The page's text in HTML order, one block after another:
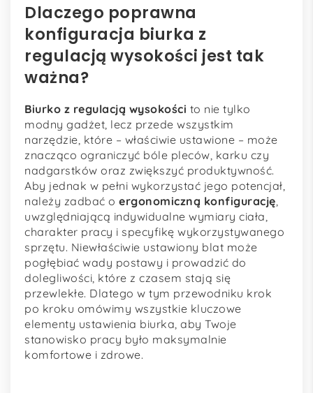
Dlaczego poprawna
konfiguracja biurka z
regulacją wysokości jest tak
ważna?
Biurko z regulacją wysokości to nie tylko
modny gadżet, lecz przede wszystkim
narzędzie, które – właściwie ustawione – może
znacząco ograniczyć bóle pleców, karku czy
nadgarstków oraz zwiększyć produktywność.
Aby jednak w pełni wykorzystać jego potencjał,
należy zadbać o ergonomiczną konfigurację,
uwzględniającą indywidualne wymiary ciała,
charakter pracy i specyfikę wykorzystywanego
sprzętu. Niewłaściwie ustawiony blat może
pogłębiać wady postawy i prowadzić do
dolegliwości, które z czasem stają się
przewlekłe. Dlatego w tym przewodniku krok
po kroku omówimy wszystkie kluczowe
elementy ustawienia biurka, aby Twoje
stanowisko pracy było maksymalnie
komfortowe i zdrowe.